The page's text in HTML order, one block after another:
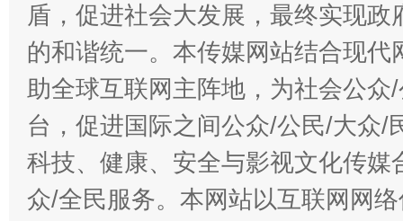
盾，促进社会大发展，最终实现
的和谐统一。本传媒网站结合现
助全球互联网主阵地，为社会公
台，促进国际之间公众/公民/大众/
科技、健康、安全与影视文化传
众/全民服务。本网站以互联网网